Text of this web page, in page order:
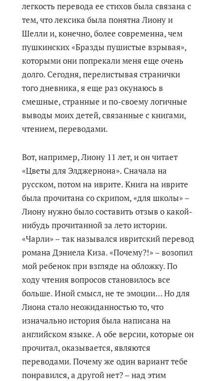
легкость перевода ее стихов была связана с
тем, что лексика была понятна Лиону и
Шелли и, конечно, более современна, чем
пушкинских «Бразды пушистые взрывая»,
которыми они попрекали меня еще очень
долго. Сегодня, перелистывая странички
того дневника, я еще раз окунаюсь в
смешные, странные и по-своему логичные
выводы моих детей, связанные с книгами,
чтением, переводами.
Вот, например, Лиону 11 лет, и он читает
«Цветы для Элджернона». Сначала на
русском, потом на иврите. Книга на иврите
была прочитана со скрипом, «для школы» –
Лиону нужно было составить отзыв о какой-
нибудь прочитанной за лето истории.
«Чарли» – так назывался ивритский перевод
романа Дэниела Киза. «Почему?!» – возопил
мой ребенок при взгляде на обложку. По
ходу чтения вопросов становилось все
больше. Иной смысл, не те эмоции… Но для
Лиона стало неожиданностью то, что
изначально история была написана на
английском языке. А обе версии, которые он
прочитал, оказывается, являются
переводами. Почему же один вариант тебе
понравился, а другой нет? – над этим